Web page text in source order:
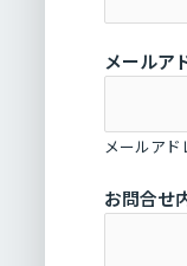
い
へ
ご
メールア
メールアド
お問合せ